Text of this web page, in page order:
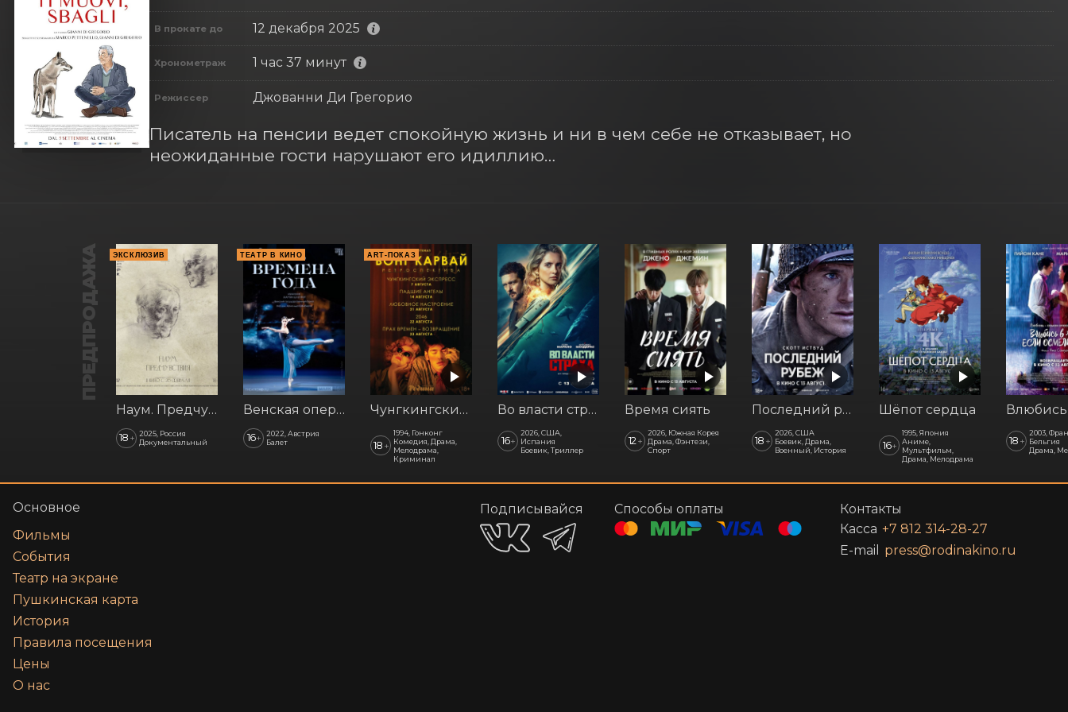
В прокате до 12 декабря 2025
Хронометраж 1 час 37 минут
Режиссер Джованни Ди Грегорио
Писатель на пенсии ведет спокойную жизнь и ни в чем себе не отказывает, но
неожиданные гости нарушают его идиллию…
ПРЕДПРОДАЖА ЭКСКЛЮЗИВ
Наум. Предчувствия
18 + 2025, Россия
Документальный
ТЕАТР В КИНО
Венская опера: Времена года
16+
2022, Австрия
Балет
ART-ПОКАЗ
Чунгкингский экспресс. АртПоказ
18 +
1994, Гонконг
Комедия, Драма,
Мелодрама,
Криминал
Во власти страха
16+
2026, США,
Испания
Боевик, Триллер
Время сиять
12+
2026, Южная Корея
Драма, Фэнтези,
Спорт
Последний рубеж
18 +
2026, США
Боевик, Драма,
Военный, История
Шёпот сердца
16+
1995, Япония
Аниме,
Мультфильм,
Драма, Мелодрама
18 +
2003,
Бельгия
Драма,
Основное
Фильмы
События
Театр на экране
Пушкинская карта
История
Правила посещения
Цены
О нас
Подписывайся Способы оплаты
Контакты
Касса +7 812 314-28-27
E-mail
press@rodinakino.ru